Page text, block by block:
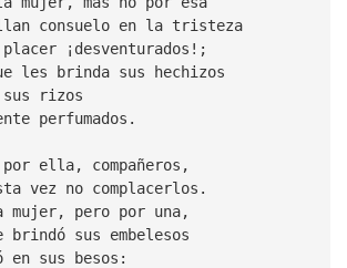
consuelo en la tristeza
¡desventurados!;
les brinda sus hechizos
sus rizos
perfumados.
ella, compañeros,
vez no complacerlos.
mujer, pero por una,
brindó sus embelesos
en sus besos: